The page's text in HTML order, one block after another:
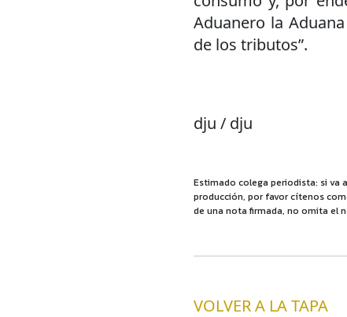
Aduanero la
de los tributos”.
dju / dju
Estimado colega periodista: si
producción, por favor cítenos
de una nota firmada, no omita el
VOLVER A LA TAPA